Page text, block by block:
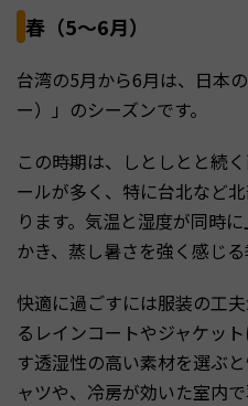
春（5～6月）
台湾の5月から6月は、日本
ー）」のシーズンです。
この時期は、しとしとと続
ールが多く、特に台北など
ります。気温と湿度が同時
かき、蒸し暑さを強く感じる
快適に過ごすには服装の工
るレインコートやジャケッ
す透湿性の高い素材を選ぶ
ャツや、冷房が効いた室内